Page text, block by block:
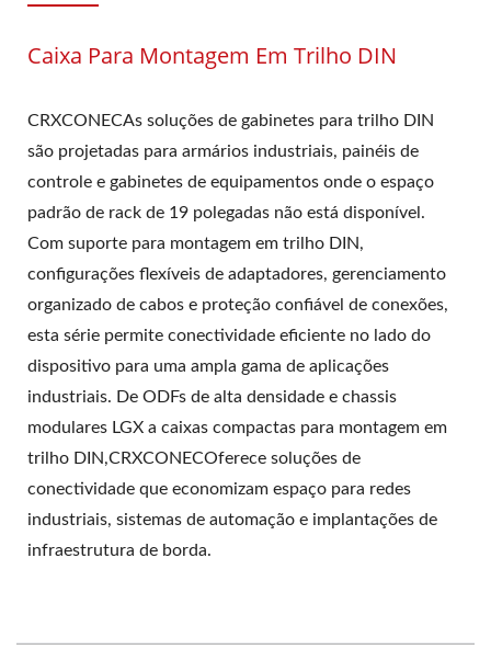
Caixa Para Montagem Em Trilho DIN
CRXCONECAs soluções de gabinetes para trilho DIN
são projetadas para armários industriais, painéis de
controle e gabinetes de equipamentos onde o espaço
padrão de rack de 19 polegadas não está disponível.
Com suporte para montagem em trilho DIN,
configurações flexíveis de adaptadores, gerenciamento
organizado de cabos e proteção confiável de conexões,
esta série permite conectividade eficiente no lado do
dispositivo para uma ampla gama de aplicações
industriais. De ODFs de alta densidade e chassis
modulares LGX a caixas compactas para montagem em
trilho DIN,CRXCONECOferece soluções de
conectividade que economizam espaço para redes
industriais, sistemas de automação e implantações de
infraestrutura de borda.